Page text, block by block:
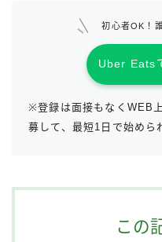
初心者OK！
Uber Eats
※登録は面接もなくWEB
募して、最短1日で始めら
この